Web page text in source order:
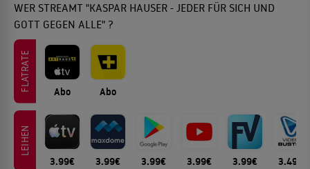
WER STREAMT "KASPAR HAUSER - JEDER FÜR SICH UND
GOTT GEGEN ALLE" ?
FLATRATE Abo Abo
LEIHEN
3.99€ 3.99€ 3.99€ 3.99€ 3.99€ 3.49€